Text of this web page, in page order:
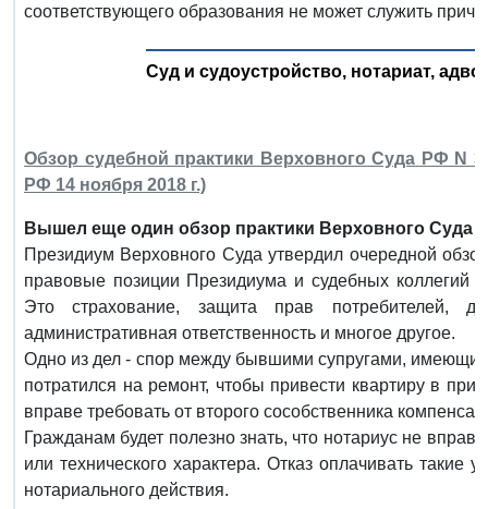
соответствующего образования не может служить
Суд и судоустройство, нотариат,
Обзор судебной практики Верховного Суда РФ N
РФ 14 ноября 2018 г.)
Вышел еще один обзор практики Верховного Суда
Президиум Верховного Суда утвердил очередной
правовые позиции Президиума и судебных коллегий
Это страхование, защита прав потребителей,
административная ответственность и многое другое.
Одно из дел - спор между бывшими супругами,
потратился на ремонт, чтобы привести квартиру в
вправе требовать от второго сособственника
Гражданам будет полезно знать, что нотариус не
или технического характера. Отказ оплачивать такие
нотариального действия.